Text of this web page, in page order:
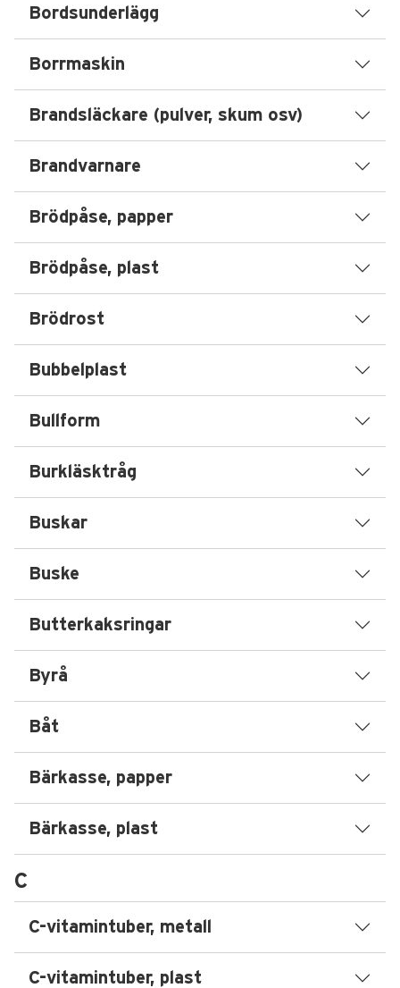
Bordsunderlägg
Borrmaskin
Brandsläckare (pulver, skum osv)
Brandvarnare
Brödpåse, papper
Brödpåse, plast
Brödrost
Bubbelplast
Bullform
Burkläsktråg
Buskar
Buske
Butterkaksringar
Byrå
Båt
Bärkasse, papper
Bärkasse, plast
C
C-vitamintuber, metall
C-vitamintuber, plast